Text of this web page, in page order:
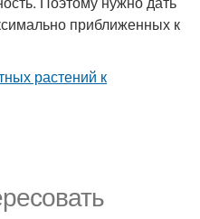
приближенных к